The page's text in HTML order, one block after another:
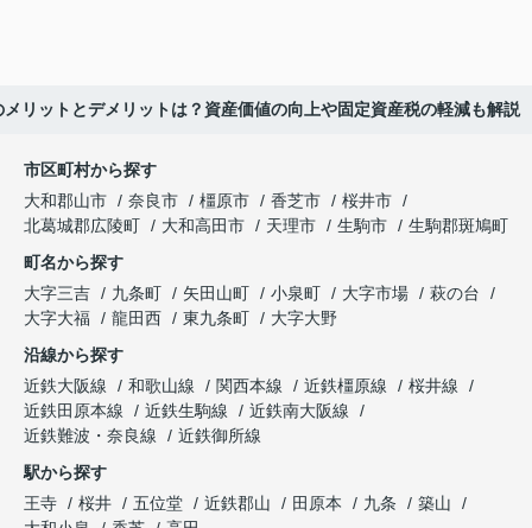
リットとデメリットは？資産価値の向上や固定資産税の軽減も解説
市区町村から探す
大和郡山市
奈良市 橿原市 香芝市
桜井市
北葛城郡広陵町
大和高田市 天理市 生駒市
生駒郡斑鳩町
町名から探す
大字三吉
九条町 矢田山町 小泉町 大字市場
萩の台
大字大福
龍田西 東九条町
大字大野
沿線から探す
近鉄大阪線
和歌山線 関西本線 近鉄橿原線
桜井線
近鉄田原本線
近鉄生駒線
近鉄南大阪線
近鉄難波・奈良線
近鉄御所線
駅から探す
王寺
桜井 五位堂 近鉄郡山 田原本 九条
築山